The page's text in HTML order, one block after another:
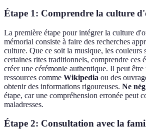
Étape 1: Comprendre la culture
La première étape pour intégrer la culture
mémorial consiste à faire des recherches
culture. Que ce soit la musique, les couleurs
certaines rites traditionnels, comprendre ces
créer une cérémonie authentique. Il peut
ressources comme Wikipedia ou des
obtenir des informations rigoureuses. Ne
étape, car une compréhension erronée peut
maladresses.
Étape 2: Consultation avec la